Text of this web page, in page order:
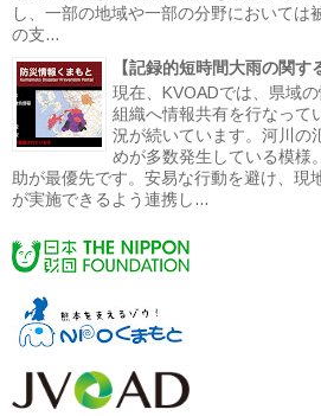
し、一部の地域や一部の分野においては
の支...
【記録的短時間大雨の関
現在、KVOADでは、県域
組織へ情報共有を行なって
況が続いています。河川の
めが多数発生している模様
助が最優先です。安易な行動を避け、現
が実施できるよう連携し...